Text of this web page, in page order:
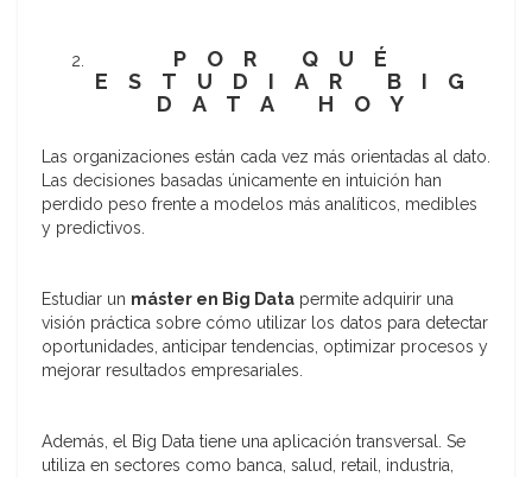
POR QUÉ
ESTUDIAR BIG
DATA HOY
Las organizaciones están cada vez más orientadas al dato.
Las decisiones basadas únicamente en intuición han
perdido peso frente a modelos más analíticos, medibles
y predictivos.
Estudiar un máster en Big Data permite adquirir una
visión práctica sobre cómo utilizar los datos para detectar
oportunidades, anticipar tendencias, optimizar procesos y
mejorar resultados empresariales.
Además, el Big Data tiene una aplicación transversal. Se
utiliza en sectores como banca, salud, retail, industria,